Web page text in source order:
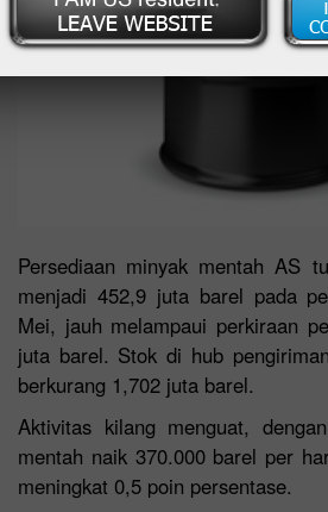
Persediaan minyak mentah AS
menjadi 452,9 juta barel pada
Mei, jauh melampaui perkiraan
juta barel. Stok di hub
berkurang 1,702 juta barel.
Aktivitas kilang menguat,
mentah naik 370.000 barel per
meningkat 0,5 poin persentase.